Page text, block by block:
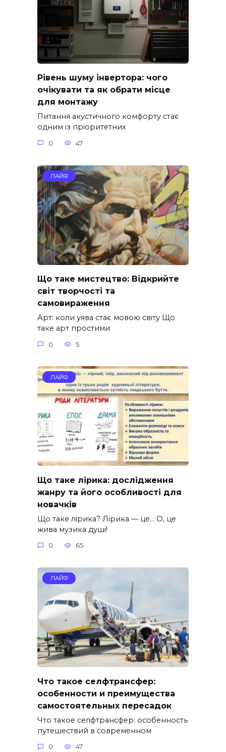
Рівень шуму інвертора: чого
очікувати та як обрати місце
для монтажу
Питання акустичного комфорту стає
одним із пріоритетних
0 47
ЛАЙФ
Що таке мистецтво: Відкрийте
світ творчості та
самовираження
Арт: коли уява стає мовою світу Що
таке арт простими
0 5
ЛАЙФ
Що таке лірика: дослідження
жанру та його особливості для
новачків
Що таке лірика? Лірика — це… О, це
жива музика душі!
0 65
ЛАЙФ
Что такое селфтрансфер:
особенности и преимущества
самостоятельных пересадок
Что такое селфтрансфер: особенность
путешествий в современном
0 47